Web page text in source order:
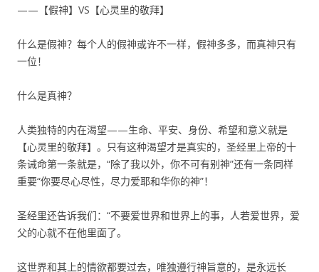
——【假神】VS【心灵里的敬拜】
什么是假神？每个人的假神或许不一样，假神多多，而真神只有
一位！
什么是真神？
人类独特的内在渴望——生命、平安、身份、希望和意义就是
【心灵里的敬拜】。只有这种渴望才是真实的，圣经里上帝的十
条诫命第一条就是，“除了我以外，你不可有别神”还有一条同样
重要“你要尽心尽性，尽力爱耶和华你的神”！
圣经里还告诉我们：“不要爱世界和世界上的事，人若爱世界，爱
父的心就不在他里面了。
这世界和其上的情欲都要过去，唯独遵行神旨意的，是永远长